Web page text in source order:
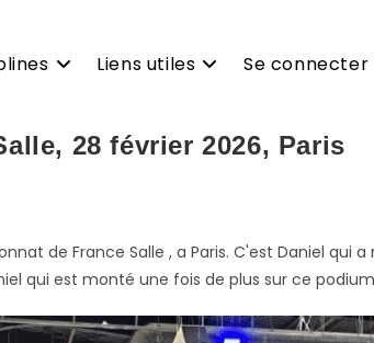
Liens utiles Se connecter
28 février 2026, Paris
de France Salle , a Paris. C'est Daniel qui
qui est monté une fois de plus sur ce